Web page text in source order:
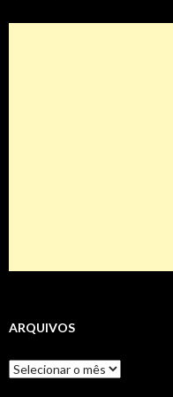
ARQUIVOS
Arquivos